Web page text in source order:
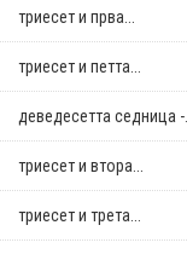
триесет и прва...
триесет и петта...
деведесетта седница -...
триесет и втора...
триесет и трета...